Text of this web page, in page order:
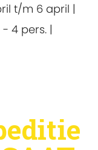
t/m 6 april |
- 4 pers. |